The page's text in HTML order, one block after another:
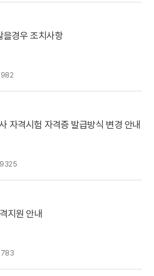
을경우 조치사항
자격시험 자격증 발급방식 변경 안내
지원 안내